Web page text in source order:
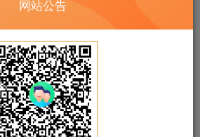
登录查看
击右上角“关注”按钮，关注作者
网站公告